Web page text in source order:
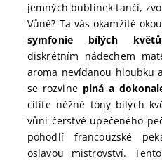
jemných bublinek tančí,
Vůně? Ta vás okamžitě
symfonie bílých květů
diskrétním nádechem
aroma nevídanou hloubku
se rozvine plná a
cítíte něžné tóny bílých
vůní čerstvě upečeného
pohodlí francouzské
oslavou mistrovství.